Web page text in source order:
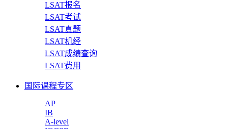
LSAT报名
LSAT考试
LSAT真题
LSAT机经
LSAT成绩查询
LSAT费用
国际课程专区
AP
IB
A-level